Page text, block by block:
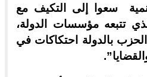
سعوا إلى التكيف مع
تتبعه مؤسسات الدولة،
بالدولة احتكاكات في